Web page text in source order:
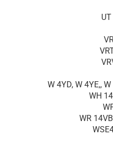
W 4YD, W 4YE,,
WH
WR